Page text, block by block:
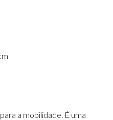
a mobilidade. É uma